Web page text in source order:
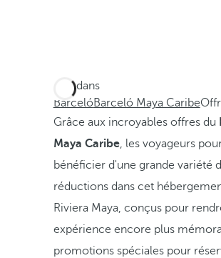
Ces dans
BarcelóBarceló Maya Caribe
Grâce aux incroyables offres du
Maya Caribe, les voyageurs
bénéficier d'une grande variété
réductions dans cet
Riviera Maya, conçus pour
expérience encore plus
promotions spéciales pour